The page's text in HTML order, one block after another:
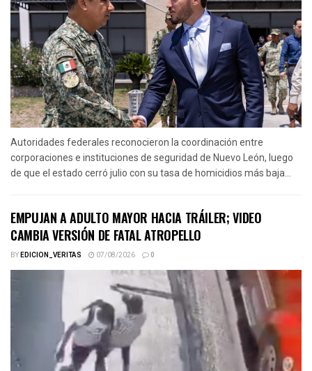
Autoridades federales reconocieron la coordinación entre
corporaciones e instituciones de seguridad de Nuevo León, luego
de que el estado cerró julio con su tasa de homicidios más baja...
EMPUJAN A ADULTO MAYOR HACIA TRÁILER; VIDEO
CAMBIA VERSIÓN DE FATAL ATROPELLO
BYEDICION_VERITAS 07/08/2026 0